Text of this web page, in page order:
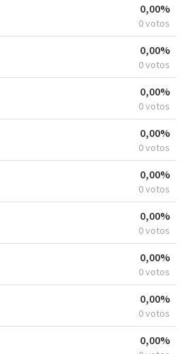
0,00%
0 votos
0,00%
0 votos
0,00%
0 votos
0,00%
0 votos
0,00%
0 votos
0,00%
0 votos
0,00%
0 votos
0,00%
0 votos
0,00%